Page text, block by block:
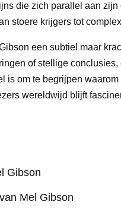
die zich parallel aan
stoere krijgers tot
een subtiel maar
of stellige
is om te begrijpen
wereldwijd blijft
Gibson
Mel Gibson